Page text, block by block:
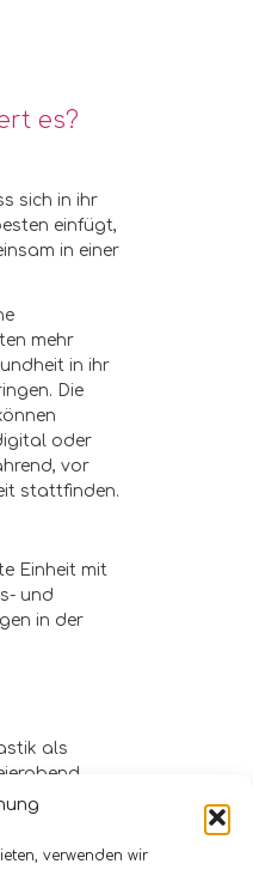
verwenden wir
es?
sich in ihr
einfügt,
in einer
mehr
in ihr
Die
oder
vor
stattfinden.
Einheit mit
und
in der
als